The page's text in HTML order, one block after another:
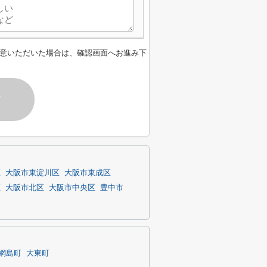
いただいた場合は、確認画面へお進み下
大阪市東淀川区
大阪市東成区
大阪市北区 大阪市中央区 豊中市
島町 大東町